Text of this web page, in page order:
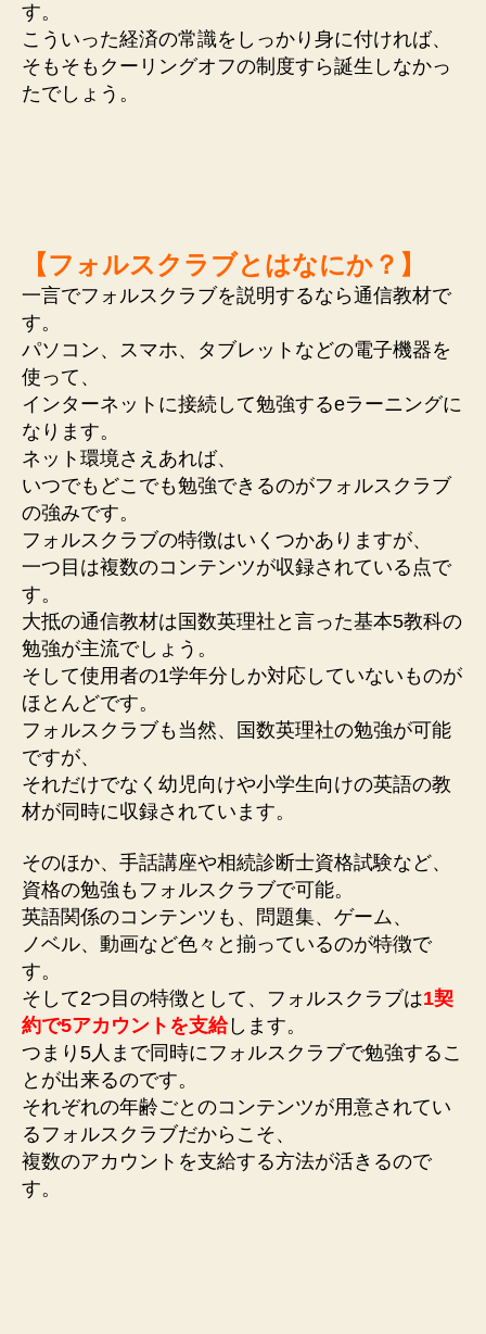
す。
こういった経済の常識をしっかり身に付ければ、
そもそもクーリングオフの制度すら誕生しなかっ
たでしょう。
【フォルスクラブとはなにか？】
一言でフォルスクラブを説明するなら通信教材で
す。
パソコン、スマホ、タブレットなどの電子機器を
使って、
インターネットに接続して勉強するeラーニングに
なります。
ネット環境さえあれば、
いつでもどこでも勉強できるのがフォルスクラブ
の強みです。
フォルスクラブの特徴はいくつかありますが、
一つ目は複数のコンテンツが収録されている点で
す。
大抵の通信教材は国数英理社と言った基本5教科の
勉強が主流でしょう。
そして使用者の1学年分しか対応していないものが
ほとんどです。
フォルスクラブも当然、国数英理社の勉強が可能
ですが、
それだけでなく幼児向けや小学生向けの英語の教
材が同時に収録されています。
そのほか、手話講座や相続診断士資格試験など、
資格の勉強もフォルスクラブで可能。
英語関係のコンテンツも、問題集、ゲーム、
ノベル、動画など色々と揃っているのが特徴で
す。
そして2つ目の特徴として、フォルスクラブは1契
約で5アカウントを支給します。
つまり5人まで同時にフォルスクラブで勉強するこ
とが出来るのです。
それぞれの年齢ごとのコンテンツが用意されてい
るフォルスクラブだからこそ、
複数のアカウントを支給する方法が活きるので
す。